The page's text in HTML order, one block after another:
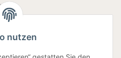
nutzen